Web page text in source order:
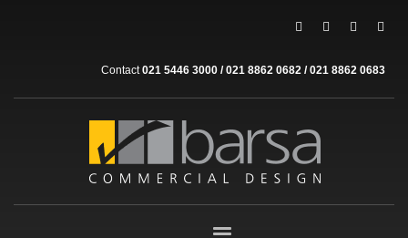
Contact021 5446 3000 / 021 8862 0682 / 021 8862 0683